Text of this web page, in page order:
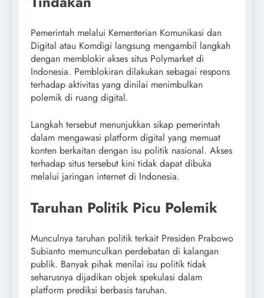
Pemerintah melalui Kementerian Komunikasi dan
Digital atau Komdigi langsung mengambil langkah
dengan memblokir akses situs Polymarket di
Indonesia. Pemblokiran dilakukan sebagai respons
terhadap aktivitas yang dinilai menimbulkan
polemik di ruang digital.
Langkah tersebut menunjukkan sikap pemerintah
dalam mengawasi platform digital yang memuat
konten berkaitan dengan isu politik nasional. Akses
terhadap situs tersebut kini tidak dapat dibuka
melalui jaringan internet di Indonesia.
Taruhan Politik Picu Polemik
Munculnya taruhan politik terkait Presiden Prabowo
Subianto memunculkan perdebatan di kalangan
publik. Banyak pihak menilai isu politik tidak
seharusnya dijadikan objek spekulasi dalam
platform prediksi berbasis taruhan.